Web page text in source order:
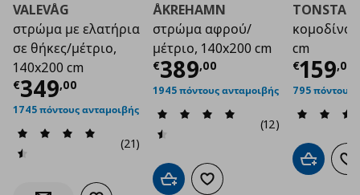
VALEVÅG
στρώμα με ελατήρια
σε θήκες/μέτριο,
140x200 cm
€349,00
Τρέχουσα τιμή€ 349,00
1745 πόντους ανταμοιβής
(21)
ÅKREHAMN
στρώμα αφρού/
μέτριο, 140x200 cm
€389,00
Τρέχουσα τιμή€
1945 πόντους ανταμοιβής
(12)
Προσθήκη στο καλάθι
Προσθήκη στα αγαπημένα
TONSTAD
κομοδίνο,
cm
€159,00
795 πόντους
Προσθήκη